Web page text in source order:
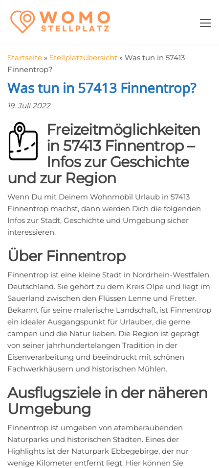
Inhalt
springen
in der Nähe
Startseite » Stellplatzübersicht » Was tun in 57413
Finnentrop?
Was tun in 57413 Finnentrop?
19. Juli 2022
Freizeitmöglichkeiten
in 57413 Finnentrop –
Infos zur Geschichte
und zur Region
Wenn Du mit Deinem Wohnmobil Urlaub in 57413
Finnentrop machst, dann werden Dich die folgenden
Infos zur Stadt, Geschichte und Umgebung sicher
interessieren.
Über Finnentrop
Finnentrop ist eine kleine Stadt in Nordrhein-Westfalen,
Deutschland. Sie gehört zu dem Kreis Olpe und liegt im
Sauerland zwischen den Flüssen Lenne und Fretter.
Bekannt für seine malerische Landschaft, ist Finnentrop
ein idealer Ausgangspunkt für Urlauber, die gerne
campen und die Natur lieben. Die Region ist geprägt
von seiner jahrhundertelangen Tradition in der
Eisenverarbeitung und beeindruckt mit schönen
Fachwerkhäusern und historischen Mühlen.
Ausflugsziele in der näheren
Umgebung
Finnentrop ist umgeben von atemberaubenden
Naturparks und historischen Städten. Eines der
Highlights ist der Naturpark Ebbegebirge, der nur
wenige Kilometer entfernt liegt. Hier können Sie